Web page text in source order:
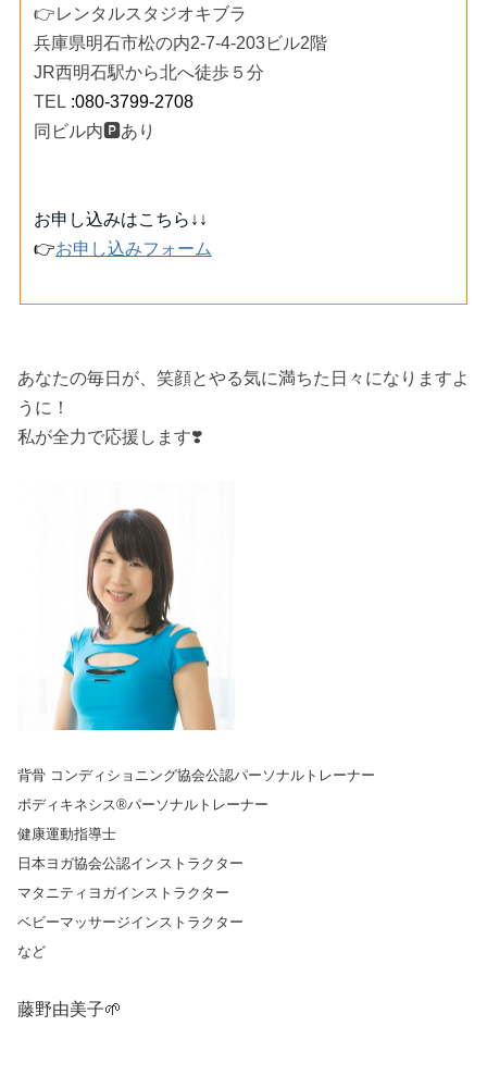
👉レンタルスタジオキブラ
兵庫県明石市松の内2-7-4-203ビル2階
JR西明石駅から北へ徒歩５分
TEL :080-3799-2708
同ビル内🅿️あり
お申し込みはこちら↓↓
👉お申し込みフォーム
あなたの毎日が、笑顔とやる気に満ちた日々になりますよ
うに！
私が全力で応援します❣️
背骨 コンディショニング協会公認パーソナルトレーナー
ボディキネシス®️パーソナルトレーナー
健康運動指導士
日本ヨガ協会公認インストラクター
マタニティヨガインストラクター
ベビーマッサージインストラクター
など
藤野由美子🌱